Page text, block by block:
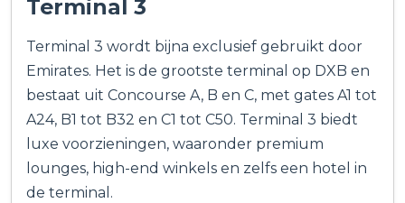
Terminal 3
Terminal 3 wordt bijna exclusief gebruikt door
Emirates. Het is de grootste terminal op DXB en
bestaat uit Concourse A, B en C, met gates A1 tot
A24, B1 tot B32 en C1 tot C50. Terminal 3 biedt
luxe voorzieningen, waaronder premium
lounges, high-end winkels en zelfs een hotel in
de terminal.